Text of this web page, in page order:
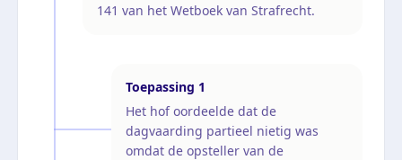
141 van het Wetboek van Strafrecht.
Toepassing 1
Het hof oordeelde dat de
dagvaarding partieel nietig was
omdat de opsteller van de